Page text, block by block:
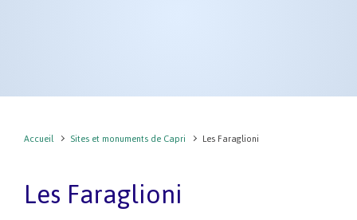
Accueil Sites et monuments de Capri Les Faraglioni
Les Faraglioni